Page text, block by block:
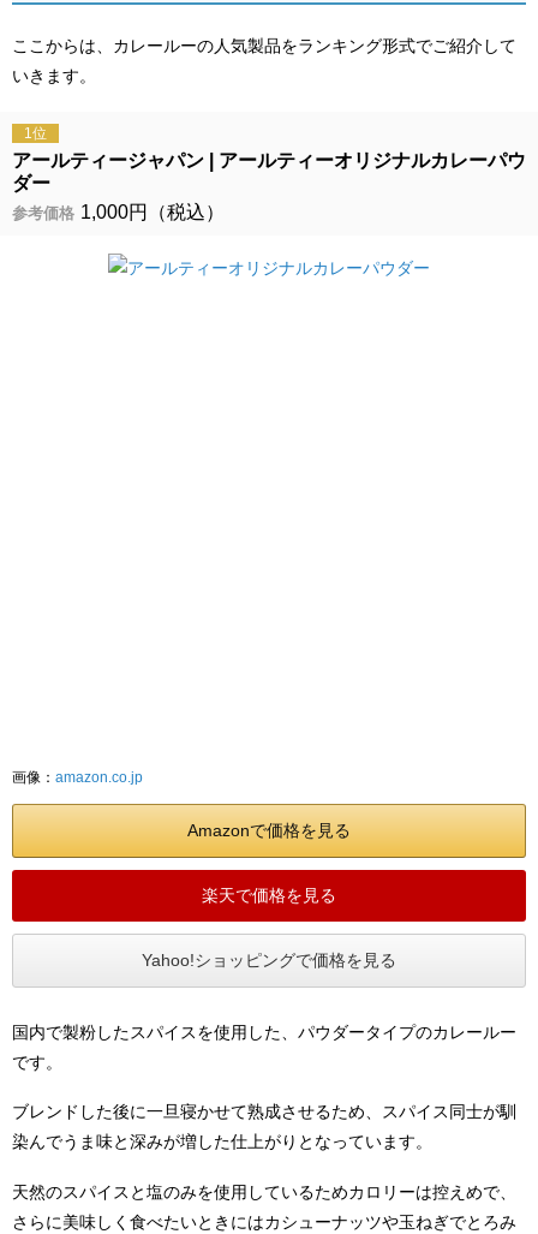
ここからは、カレールーの人気製品をランキング形式でご紹介して
いきます。
画像： amazon.co.jp
1位
アールティージャパン
アールティーオリジナルカレーパウ
ダー
参考価格 1,000円（税込）
Amazonで価格を見る
楽天で価格を見る
Yahoo!ショッピングで価格を見る
国内で製粉したスパイスを使用した、パウダータイプのカレールー
です。
ブレンドした後に一旦寝かせて熟成させるため、スパイス同士が馴
染んでうま味と深みが増した仕上がりとなっています。
天然のスパイスと塩のみを使用しているためカロリーは控えめで、
さらに美味しく食べたいときにはカシューナッツや玉ねぎでとろみ